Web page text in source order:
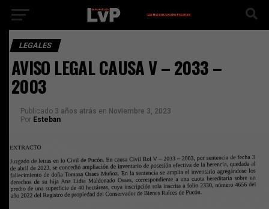
LEGALES
AVISO LEGAL CAUSA V – 2033 –
2003
Publicado 3 años atrás en Noviembre 3, 2023
Por Esteban